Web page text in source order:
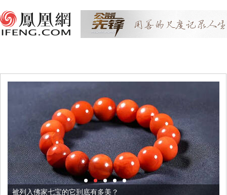
被列入佛家七宝的它到底有多美？